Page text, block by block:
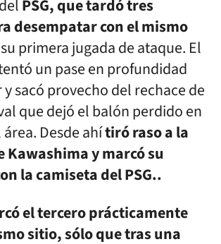
PSG, que tardó tres
desempatar con el mismo
primera jugada de ataque. El
un pase en profundidad
sacó provecho del rechace de
que dejó el balón perdido en
Desde ahítiró raso a la
Kawashima y marcó su
la camiseta del PSG..
el tercero prácticamente
sitio, sólo que tras una